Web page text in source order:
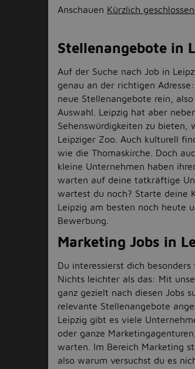
Anschauen Kürzlich
Stellenangebote in
Auf der Suche nach Job in
genau an der richtigen
neue Stellenangebote rein,
Auswahl. Leipzig hat aber
Sehenswürdigkeiten zu bieten,
Leipziger Zoo. Auch kulturell
wie die Thomaskirche. Doch
kleine Unternehmen haben
warten auf deine tatkräftige
wartest du noch? Starte deine
Leipzig am besten noch heute
Bewerbung.
Marketing Jobs in
Du interessierst dich besonders
Nichts leichter als das: Mit
ganz gezielt nach diesen Jobs
relevante Stellenangebote
Leipzig gibt es viele
oder ganze
warten. Im Bereich Marketing
also warum versuchst du es